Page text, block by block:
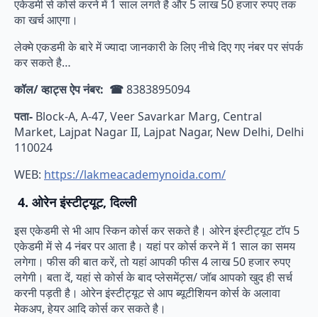
एकेडमी से कोर्स करने में 1 साल लगते है और 5 लाख 50 हजार रुपए तक
का खर्च आएगा।
लेक्मे एकडमी के बारे में ज्यादा जानकारी के लिए नीचे दिए गए नंबर पर संपर्क
कर सकते है…
कॉल/ व्हाट्स ऐप नंबर: ☎8383895094
पता- Block-A, A-47, Veer Savarkar Marg, Central
Market, Lajpat Nagar II, Lajpat Nagar, New Delhi, Delhi
110024
WEB: https://lakmeacademynoida.com/
4. ओरेन इंस्टीट्यूट, दिल्ली
इस एकेडमी से भी आप स्किन कोर्स कर सकते है। ओरेन इंस्टीट्यूट टॉप 5
एकेडमी में से 4 नंबर पर आता है। यहां पर कोर्स करने में 1 साल का समय
लगेगा। फीस की बात करें, तो यहां आपकी फीस 4 लाख 50 हजार रुपए
लगेगी। बता दें, यहां से कोर्स के बाद प्लेसमेंट्स/ जॉब आपको खुद ही सर्च
करनी पड़ती है। ओरेन इंस्टीट्यूट से आप ब्यूटीशियन कोर्स के अलावा
मेकअप, हेयर आदि कोर्स कर सकते है।